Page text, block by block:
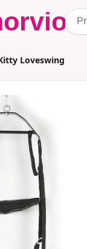
Loveswing